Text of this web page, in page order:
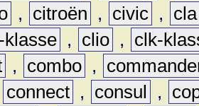
, citroën , civic ,
cla
klasse , clio ,
clk-
, combo ,
connect , consul ,